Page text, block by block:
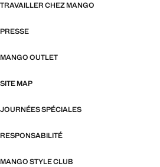
TRAVAILLER CHEZ MANGO
PRESSE
MANGO OUTLET
SITE MAP
JOURNÉES SPÉCIALES
RESPONSABILITÉ
MANGO STYLE CLUB